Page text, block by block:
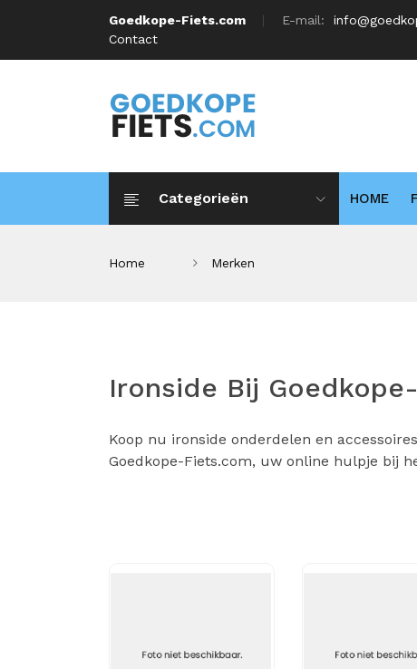
Goedkope-Fiets.com E-mail:
Contact
Categorieën HOME
Home Merken
Ironside Bij
Koop nu ironside onderdelen en
Goedkope-Fiets.com, uw online hulpje bij